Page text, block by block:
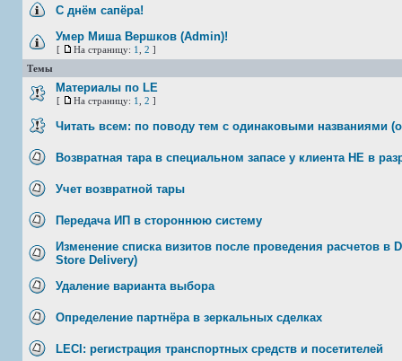
С днём сапёра!
Умер Миша Вершков (Admin)!
[ На страницу: 1 2 ]
Темы
Материалы по LE
[ На страницу: 1 2 ]
Читать всем: по поводу тем с одинаковыми названиями
Возвратная тара в специальном запасе у клиента НЕ в
Учет возвратной тары
Передача ИП в стороннюю систему
Изменение списка визитов после проведения расчетов в
Store Delivery)
Удаление варианта выбора
Определение партнёра в зеркальных сделках
LECI: регистрация транспортных средств и посетителей